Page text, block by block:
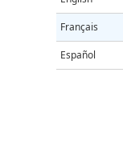
Français
Español